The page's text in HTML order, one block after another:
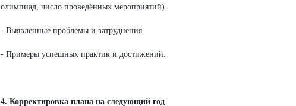
олимпиад, число проведённых мероприятий).
- Выявленные проблемы и затруднения.
- Примеры успешных практик и достижений.
4. Корректировка плана на следующий год